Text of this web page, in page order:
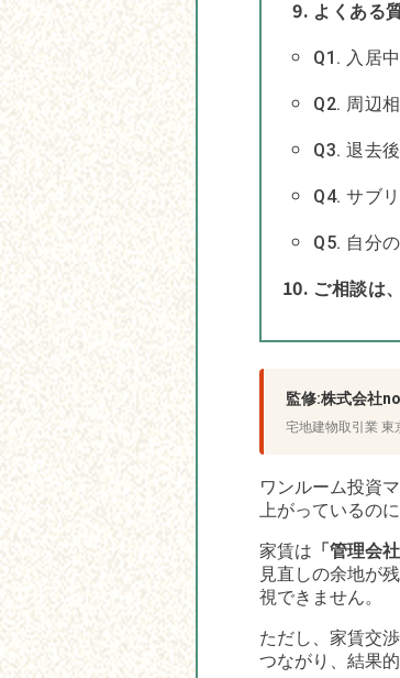
よくある
Q1. 入居
Q2. 周辺
Q3. 退去
Q4. サブ
Q5. 自分
ご相談は
監修:株式会社
宅地建物取引業 東
ワンルーム投資
上がっているの
家賃は 「管理会
見直しの余地が
視できません。
ただし、家賃交
つながり、結果